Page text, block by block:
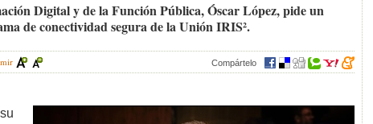
Digital y de la Función Pública, Óscar López, pide un
de conectividad segura de la Unión IRIS².
Compártelo